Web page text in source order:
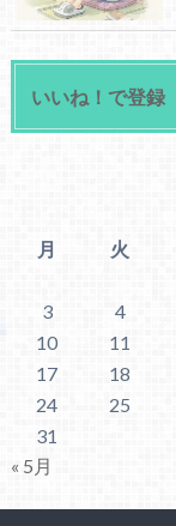
いいね！で登録
月
火
3
4
10
11
17
18
24
25
31
« 5月